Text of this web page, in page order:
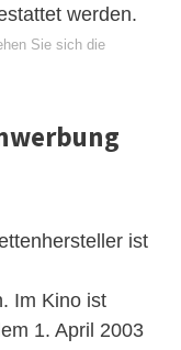
werden.
Sie sich die
ist
Im Kino ist
1. April 2003